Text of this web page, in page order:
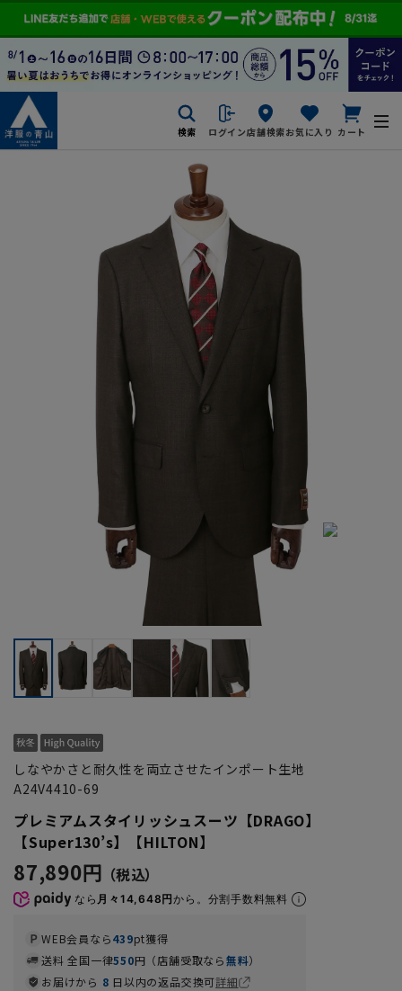
検索 ログイン店舗検索お気に入り カート
しなやかさと耐久性を両立させたインポート生地
A24V4410-69
プレミアムスタイリッシュスーツ【DRAGO】
【Super130’s】【HILTON】
87,890円
なら 月々14,648円から。分割手数料無料
WEB会員なら439pt獲得
送料 全国一律550円（店舗受取なら無料）
お届けから 8 日以内の返品交換可詳細